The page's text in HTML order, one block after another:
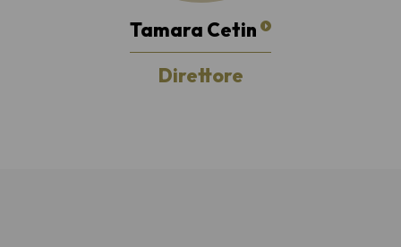
Tamara Cetin
Direttore